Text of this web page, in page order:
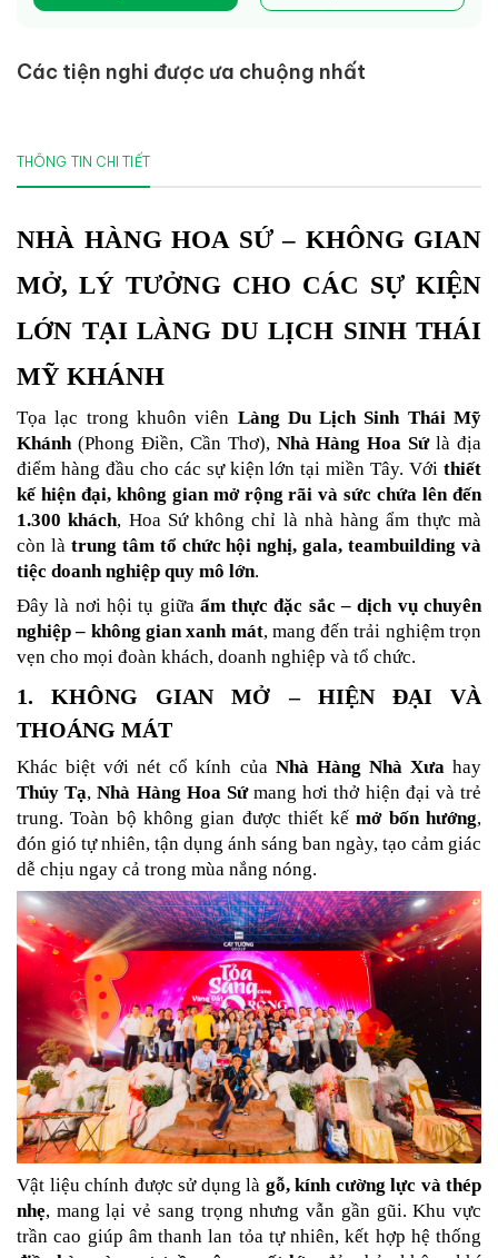
Các tiện nghi được ưa chuộng nhất
THÔNG TIN CHI TIẾT
NHÀ HÀNG HOA SỨ – KHÔNG GIAN
MỞ, LÝ TƯỞNG CHO CÁC SỰ KIỆN
LỚN TẠI LÀNG DU LỊCH SINH THÁI
MỸ KHÁNH
Tọa lạc trong khuôn viên Làng Du Lịch Sinh Thái Mỹ
Khánh (Phong Điền, Cần Thơ), Nhà Hàng Hoa Sứ là địa
điểm hàng đầu cho các sự kiện lớn tại miền Tây. Với thiết
kế hiện đại, không gian mở rộng rãi và sức chứa lên đến
1.300 khách, Hoa Sứ không chỉ là nhà hàng ẩm thực mà
còn là trung tâm tổ chức hội nghị, gala, teambuilding và
tiệc doanh nghiệp quy mô lớn.
Đây là nơi hội tụ giữa ẩm thực đặc sắc – dịch vụ chuyên
nghiệp – không gian xanh mát, mang đến trải nghiệm trọn
vẹn cho mọi đoàn khách, doanh nghiệp và tổ chức.
1. KHÔNG GIAN MỞ – HIỆN ĐẠI VÀ
THOÁNG MÁT
Khác biệt với nét cổ kính của Nhà Hàng Nhà Xưa
Thủy Tạ, Nhà Hàng Hoa Sứ mang hơi thở hiện đại và trẻ
trung. Toàn bộ không gian được thiết kế mở bốn hướng,
đón gió tự nhiên, tận dụng ánh sáng ban ngày, tạo cảm giác
dễ chịu ngay cả trong mùa nắng nóng.
Vật liệu chính được sử dụng là gỗ, kính cường lực và thép
nhẹ, mang lại vẻ sang trọng nhưng vẫn gần gũi. Khu vực